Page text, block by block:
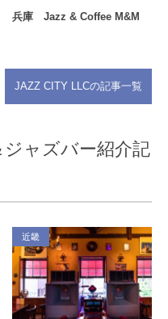
兵庫 Jazz & Coffee M&M
JAZZ CITY LLCの記事一覧
ャズバー紹介記
近畿